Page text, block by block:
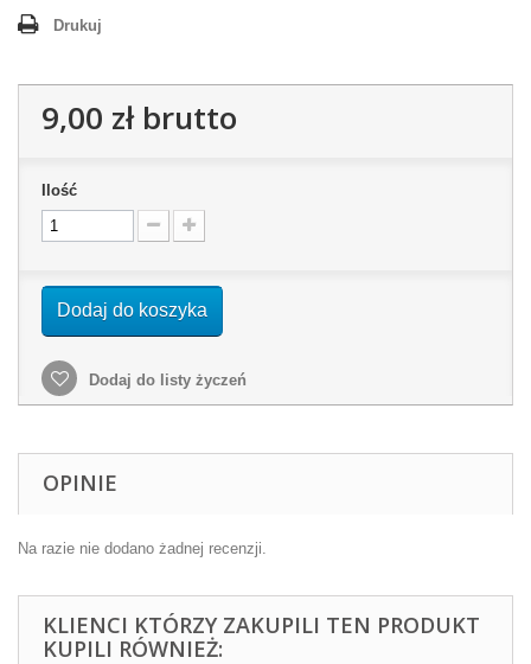
Drukuj
9,00 złbrutto
Ilość
Dodaj do koszyka
Dodaj do listy życzeń
OPINIE
Na razie nie dodano żadnej recenzji.
KLIENCI KTÓRZY ZAKUPILI TEN PRODUKT
KUPILI RÓWNIEŻ: